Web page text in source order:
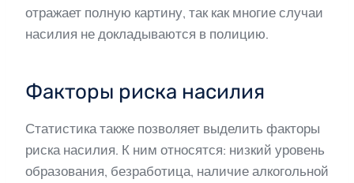
отражает полную картину, так как многие случаи
насилия не докладываются в полицию.
Факторы риска насилия
Статистика также позволяет выделить факторы
риска насилия. К ним относятся: низкий уровень
образования, безработица, наличие алкогольной